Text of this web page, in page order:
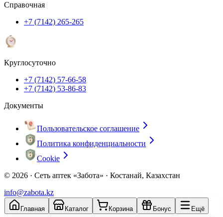
Справочная
+7 (7142) 265-265
Круглосуточно
+7 (7142) 57-66-58
+7 (7142) 53-86-83
Документы
Пользовательское соглашение
Политика конфиденциальности
Cookie
© 2026 · Сеть аптек «Забота» · Костанай, Казахстан
info@zabota.kz
Главная Каталог Корзина Бонус Ещё